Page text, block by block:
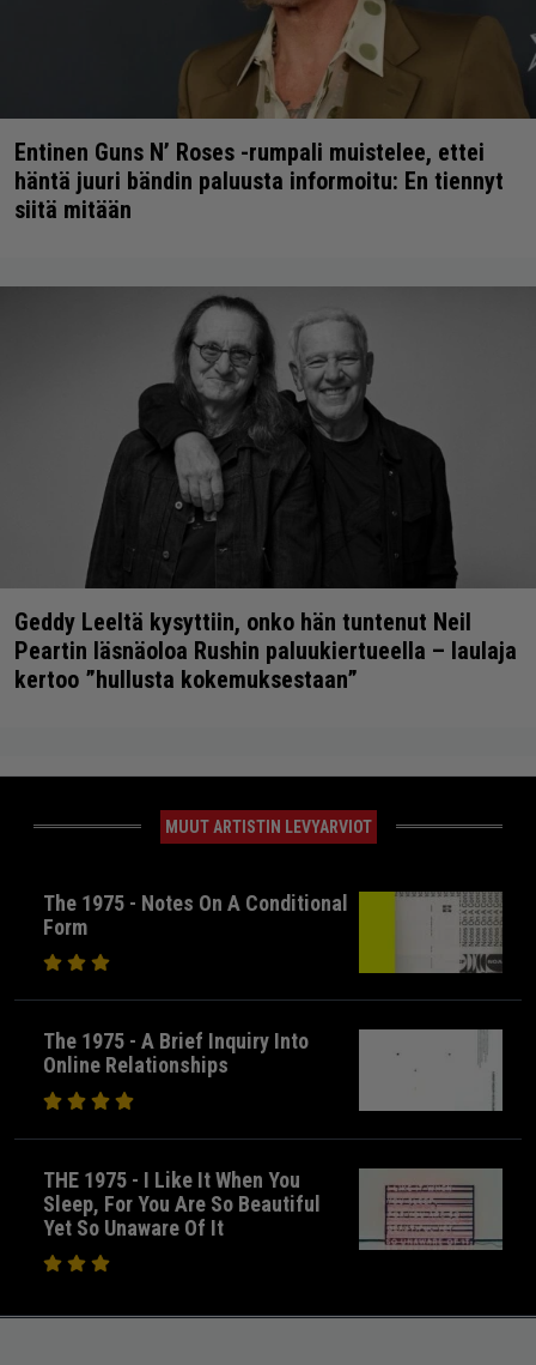
Entinen Guns N’ Roses -rumpali muistelee, ettei
häntä juuri bändin paluusta informoitu: En tiennyt
siitä mitään
Geddy Leeltä kysyttiin, onko hän tuntenut Neil
Peartin läsnäoloa Rushin paluukiertueella – laulaja
kertoo ”hullusta kokemuksestaan”
MUUT ARTISTIN LEVYARVIOT
The 1975 - Notes On A Conditional
Form
The 1975 - A Brief Inquiry Into
Online Relationships
THE 1975 - I Like It When You
Sleep, For You Are So Beautiful
Yet So Unaware Of It